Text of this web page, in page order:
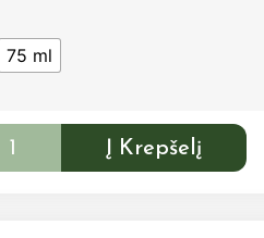
75 ml
Į Krepšelį